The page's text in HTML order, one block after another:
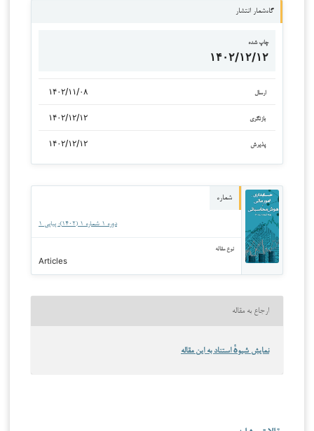
گاه‌شمار انتشار
چاپ شده
۱۴۰۲/۱۲/۱۲
ارسال ۱۴۰۲/۱۱/۰۸
بازنگری ۱۴۰۲/۱۲/۱۲
پذیرش ۱۴۰۲/۱۲/۱۲
شماره
دوره ۱ شماره ۱ (۱۴۰۲): پیاپی ۱
نوع مقاله
Articles
ارجاع به مقاله
نمایش شیوهٔ استناد به این مقاله